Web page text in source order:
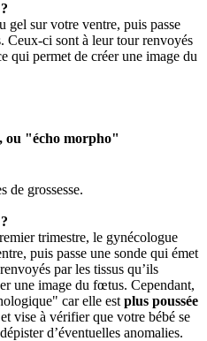
gel sur votre ventre, puis passe
Ceux-ci sont à leur tour renvoyés
qui permet de créer une image du
ou "écho morpho"
de grossesse.
trimestre, le gynécologue
puis passe une sonde qui émet
par les tissus qu’ils
une image du fœtus. Cependant,
car elle est plus poussée
et vise à vérifier que votre bébé se
d’éventuelles anomalies.